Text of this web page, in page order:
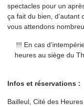
spectacles pour un
ça fait du bien, d’autant
vous attendons
!!! En cas
heures au siège du
Infos et réservations :
Bailleul, Cité des